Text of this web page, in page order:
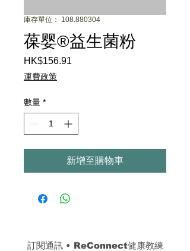
庫存單位： 108.880304
葆婴®益生菌粉
HK$156.91
運費政策
數量 *
新增至購物車
訂閱通訊 • ReConnect健康教練